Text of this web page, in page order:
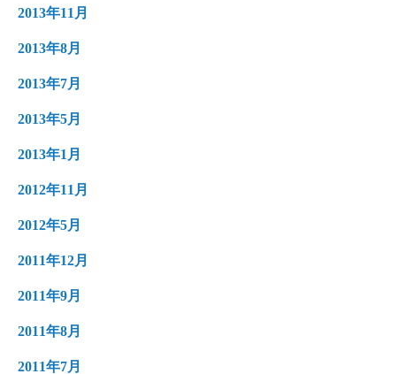
2013年11月
2013年8月
2013年7月
2013年5月
2013年1月
2012年11月
2012年5月
2011年12月
2011年9月
2011年8月
2011年7月